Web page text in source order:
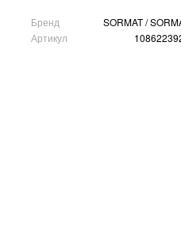
Бренд
SORMAT /
Артикул